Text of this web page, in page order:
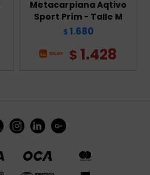
Metacarpiana Aqtivo
Sport Prim - Talle M
$ 1.680
$1.428
  